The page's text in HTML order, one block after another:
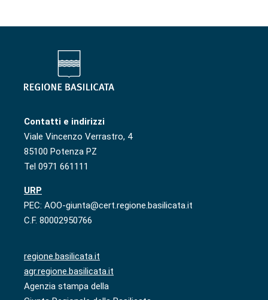
Contatti e indirizzi
Viale Vincenzo Verrastro, 4
85100 Potenza PZ
Tel 0971 661111
URP
PEC: AOO-giunta@cert.regione.basilicata.it
C.F. 80002950766
regione.basilicata.it
agr.regione.basilicata.it
Agenzia stampa della